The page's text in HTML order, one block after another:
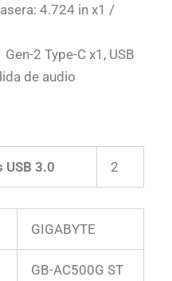
4.724 in x1 /
2 Type-C x1, USB
de audio
USB 3.0 ‎2
‎GIGABYTE
‎GB-AC500G ST